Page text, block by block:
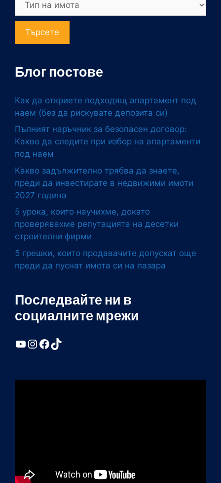
Търсете
Блог постове
Как да откриете подходящ апартамент под
наем (без да рискувате депозита си)
Пълният наръчник за безопасен договор:
Какво да следите при избор на апартаменти
под наем
Какво задължително трябва да знаете,
преди да инвестирате в недвижими имоти
2027 година
5 урока, които научихме, докато
проверявахме репутацията на десетки
строителни фирми
5 грешки, които продавачите допускат още
преди да пуснат имота си на пазара
Последвайте ни в
социалните мрежи
YouTube
Instagram
Facebook
TikTok